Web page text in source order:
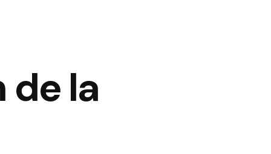
de la